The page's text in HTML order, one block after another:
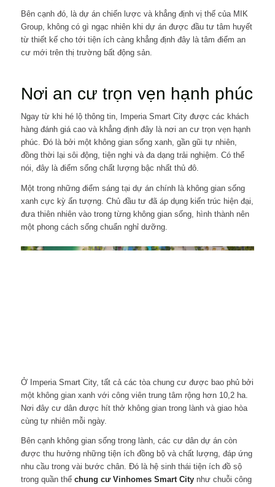
Bên cạnh đó, là dự án chiến lược và khẳng định vị thế của MIK
Group, không có gì ngạc nhiên khi dự án được đầu tư tâm huyết
từ thiết kế cho tới tiện ích càng khẳng định đây là tâm điểm an
cư mới trên thị trường bất động sản.
Nơi an cư trọn vẹn hạnh phúc
Ngay từ khi hé lộ thông tin, Imperia Smart City được các khách
hàng đánh giá cao và khẳng định đây là nơi an cư trọn vẹn hạnh
phúc. Đó là bởi một không gian sống xanh, gần gũi tự nhiên,
đồng thời lại sôi động, tiện nghi và đa dạng trải nghiệm. Có thể
nói, đây là điểm sống chất lượng bậc nhất thủ đô.
Một trong những điểm sáng tại dự án chính là không gian sống
xanh cực kỳ ấn tượng. Chủ đầu tư đã áp dụng kiến trúc hiện đại,
đưa thiên nhiên vào trong từng không gian sống, hình thành nên
một phong cách sống chuẩn nghỉ dưỡng.
Ở Imperia Smart City, tất cả các tòa chung cư được bao phủ bởi
một không gian xanh với công viên trung tâm rộng hơn 10,2 ha.
Nơi đây cư dân được hít thở không gian trong lành và giao hòa
cùng tự nhiên mỗi ngày.
Bên cạnh không gian sống trong lành, các cư dân dự án còn
được thu hưởng những tiện ích đồng bộ và chất lượng, đáp ứng
nhu cầu trong vài bước chân. Đó là hệ sinh thái tiện ích đồ sộ
trong quần thể chung cư Vinhomes Smart City như chuỗi công